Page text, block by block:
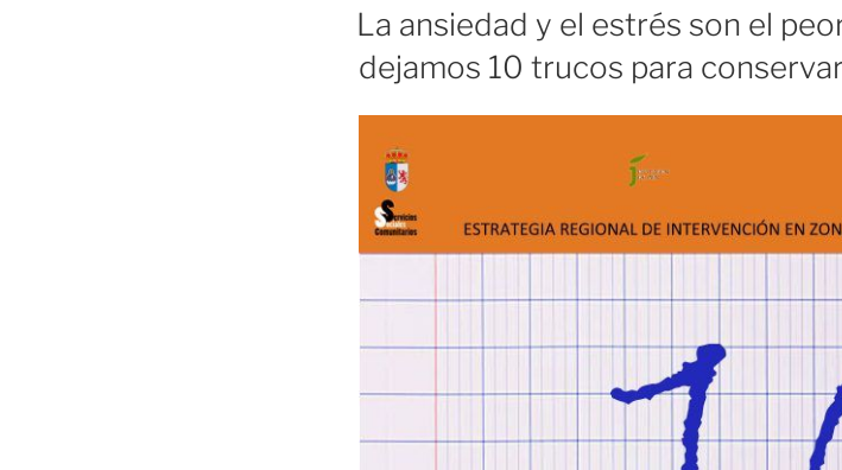
La ansiedad y el estrés son el
dejamos 10 trucos para